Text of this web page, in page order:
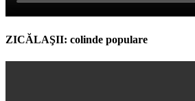
ZICĂLAŞII: colinde populare